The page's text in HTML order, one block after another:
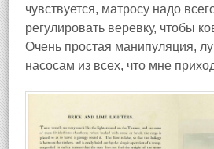
чувствуется, матросу надо
регулировать веревку, чтобы
Очень простая манипуляция,
насосам из всех, что мне